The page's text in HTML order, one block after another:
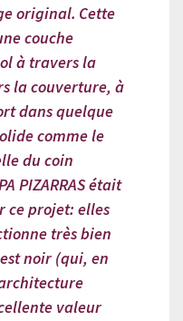
original. Cette
couche
à travers la
la couverture, à
dans quelque
comme le
du coin
PIZARRAS était
ce projet: elles
très bien
noir (qui, en
valeur